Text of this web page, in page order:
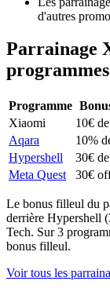
d'autres
Parrainage
programmes
Programme
Xiaomi
10€
Aqara
10%
Hypershell
30€
Meta Quest
30€
Le bonus filleul du
derrière Hypershell
Tech. Sur 3
bonus filleul.
Voir tous les